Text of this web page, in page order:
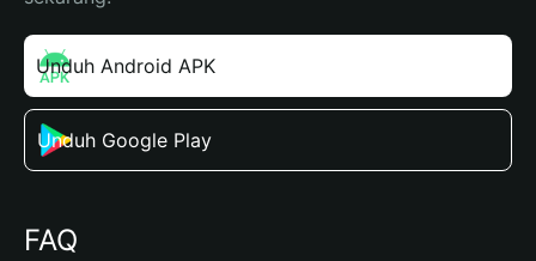
Unduh Android APK
Unduh Google Play
FAQ